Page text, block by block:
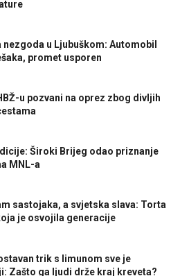
nezgoda u Ljubuškom: Automobil
promet usporen
u pozvani na oprez zbog divljih
Široki Brijeg odao priznanje
MNL-a
sastojaka, a svjetska slava: Torta
je osvojila generacije
trik s limunom sve je
Zašto ga ljudi drže kraj kreveta?